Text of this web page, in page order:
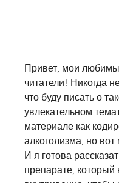
Привет, мои
читатели! Никогда
что буду писать о
увлекательном
материале как
алкоголизма, но вот
И я готова
препарате, который